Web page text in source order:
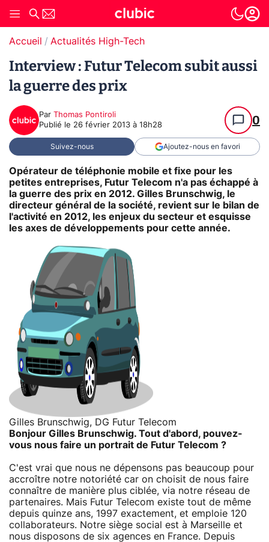
Accueil Actualités High-Tech
Interview : Futur Telecom subit aussi
la guerre des prix
Par Thomas Pontiroli
Publié le 26 février 2013 à 18h28 0
Suivez-nous Ajoutez-nous en favori
Opérateur de téléphonie mobile et fixe pour les
petites entreprises, Futur Telecom n'a pas échappé à
la guerre des prix en 2012. Gilles Brunschwig, le
directeur général de la société, revient sur le bilan de
l'activité en 2012, les enjeux du secteur et esquisse
les axes de développements pour cette année.
Gilles Brunschwig, DG Futur Telecom
Bonjour Gilles Brunschwig. Tout d'abord, pouvez-
vous nous faire un portrait de Futur Telecom ?
C'est vrai que nous ne dépensons pas beaucoup pour
accroître notre notoriété car on choisit de nous faire
connaître de manière plus ciblée, via notre réseau de
partenaires. Mais Futur Telecom existe tout de même
depuis quinze ans, 1997 exactement, et emploie 120
collaborateurs. Notre siège social est à Marseille et
nous disposons de six agences en France. Depuis